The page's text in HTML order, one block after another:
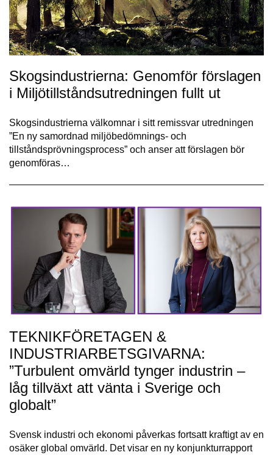
Skogsindustrierna: Genomför förslagen
i Miljötillståndsutredningen fullt ut
Skogsindustrierna välkomnar i sitt remissvar utredningen
”En ny samordnad miljöbedömnings- och
tillståndsprövningsprocess” och anser att förslagen bör
genomföras…
TEKNIKFÖRETAGEN &
INDUSTRIARBETSGIVARNA:
”Turbulent omvärld tynger industrin –
låg tillväxt att vänta i Sverige och
globalt”
Svensk industri och ekonomi påverkas fortsatt kraftigt av en
osäker global omvärld. Det visar en ny konjunkturrapport